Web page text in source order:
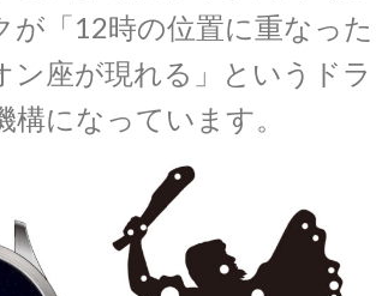
が「12時の位置に重なった
ン座が現れる」というドラ
構になっています。